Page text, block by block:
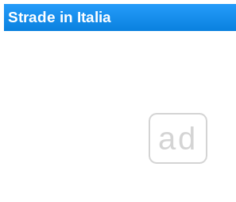
Strade in Italia
ad